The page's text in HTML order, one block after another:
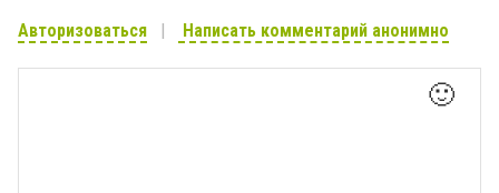
Авторизоваться Написать комментарий анонимно
🙂